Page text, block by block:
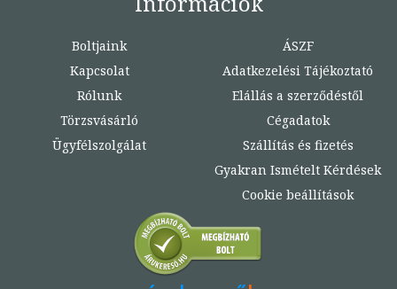
Boltjaink
Kapcsolat
Rólunk
Törzsvásárló
Ügyfélszolgálat
ÁSZF
Adatkezelési Tájékoztató
Elállás a szerződéstől
Cégadatok
Szállítás és fizetés
Gyakran Ismételt Kérdések
Cookie beállítások